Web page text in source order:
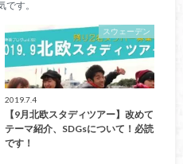
です。
スウェーデン
2019.7.4
【9月北欧スタディツアー】改めて
テーマ紹介、SDGsについて！必読
です！